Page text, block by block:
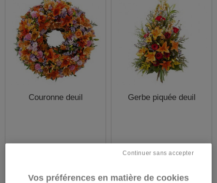
Couronne deuil
Détails
Gerbe piquée deuil
65,00 €
Détails
Vos préférences en matière de cookies
Continuer sans accepter